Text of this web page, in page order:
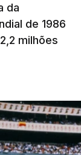
da
de 1986
milhões